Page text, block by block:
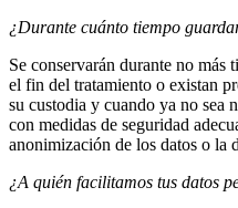
¿Durante cuánto tiempo
Se conservarán durante no más
el fin del tratamiento o existan
su custodia y cuando ya no sea
con medidas de seguridad
anonimización de los datos o la
¿A quién facilitamos tus datos